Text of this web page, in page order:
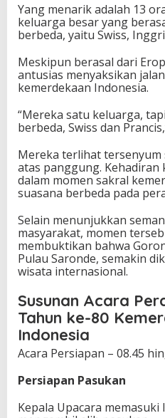
Yang menarik adalah 13
keluarga besar yang
berbeda, yaitu Swiss,
Meskipun berasal dari
antusias menyaksikan
kemerdekaan Indonesia.
“Mereka satu keluarga,
berbeda, Swiss dan
Mereka terlihat tersenyum
atas panggung.
dalam momen sakral
suasana berbeda pada
Selain menunjukkan
masyarakat, momen
membuktikan bahwa
Pulau Saronde, semakin
wisata internasional.
Susunan Acara
Tahun ke-80
Indonesia
Acara Persiapan – 08.45
Persiapan Pasukan
Kepala Upacara